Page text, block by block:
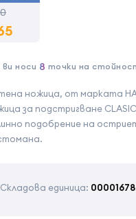
ножица, от марката
за подстригване
подобрение на
Складова единица: 00001678
носи 8 точки на